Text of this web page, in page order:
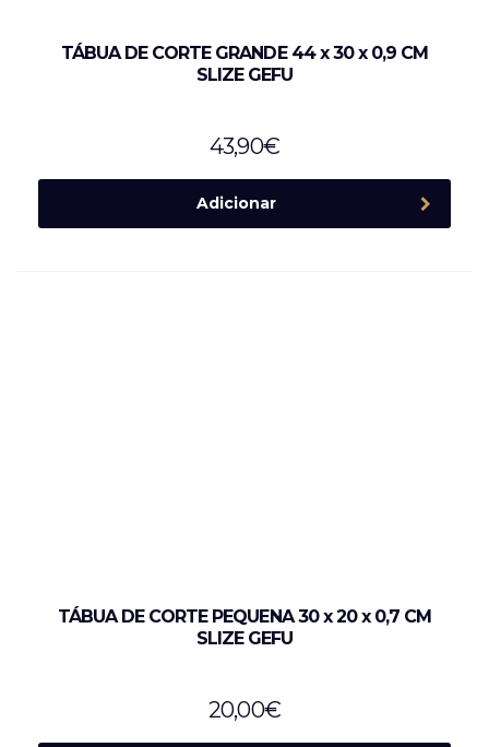
TÁBUA DE CORTE GRANDE 44 x 30 x 0,9 CM
SLIZE GEFU
43,90€
Adicionar
TÁBUA DE CORTE PEQUENA 30 x 20 x 0,7 CM
SLIZE GEFU
20,00€